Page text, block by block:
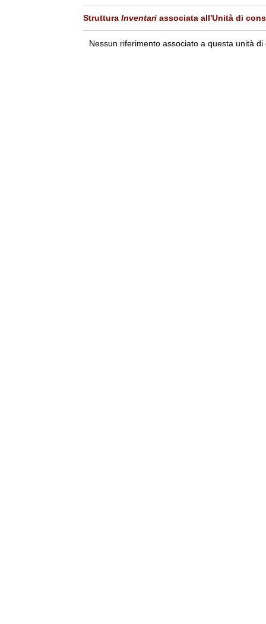
Struttura Inventari associata all'Unità di
Nessun riferimento associato a questa unità